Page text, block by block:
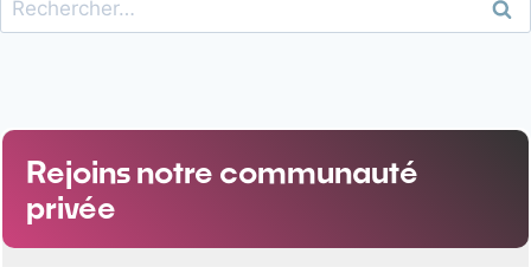
Rejoins notre communauté
privée